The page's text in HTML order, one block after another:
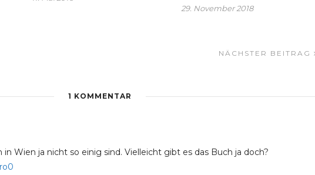
29. November 2018
NÄCHSTER BEITRAG
1 KOMMENTAR
Wien ja nicht so einig sind. Vielleicht gibt es das Buch ja doch?